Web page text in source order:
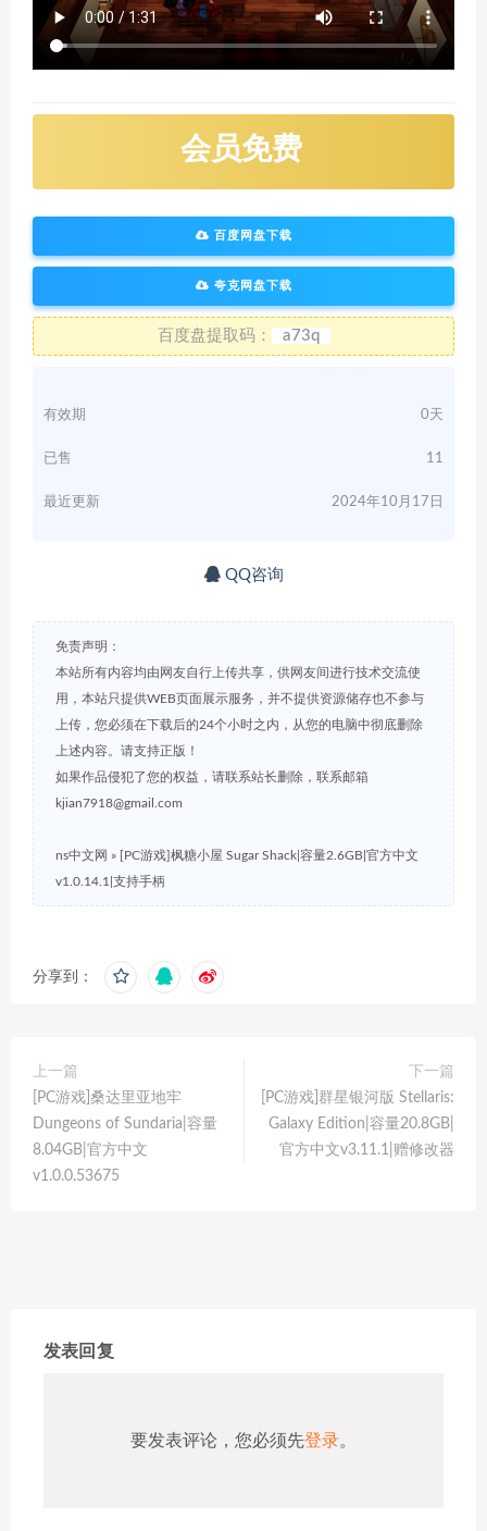
会员免费
百度网盘下载
夸克网盘下载
百度盘提取码： a73q
有效期 0天
已售 11
最近更新 2024年10月17日
QQ咨询
免责声明：
本站所有内容均由网友自行上传共享，供网友间进行技术交流使
用，本站只提供WEB页面展示服务，并不提供资源储存也不参与
上传，您必须在下载后的24个小时之内，从您的电脑中彻底删除
上述内容。请支持正版！
如果作品侵犯了您的权益，请联系站长删除，联系邮箱
kjian7918@gmail.com
ns中文网 » [PC游戏]枫糖小屋 Sugar Shack|容量2.6GB|官方中文
v1.0.14.1|支持手柄
分享到：
上一篇
[PC游戏]桑达里亚地牢
Dungeons of Sundaria|容量
8.04GB|官方中文
v1.0.0.53675
下一篇
[PC游戏]群星银河版 Stellaris:
Galaxy Edition|容量20.8GB|
官方中文v3.11.1|赠修改器
发表回复
要发表评论，您必须先登录。